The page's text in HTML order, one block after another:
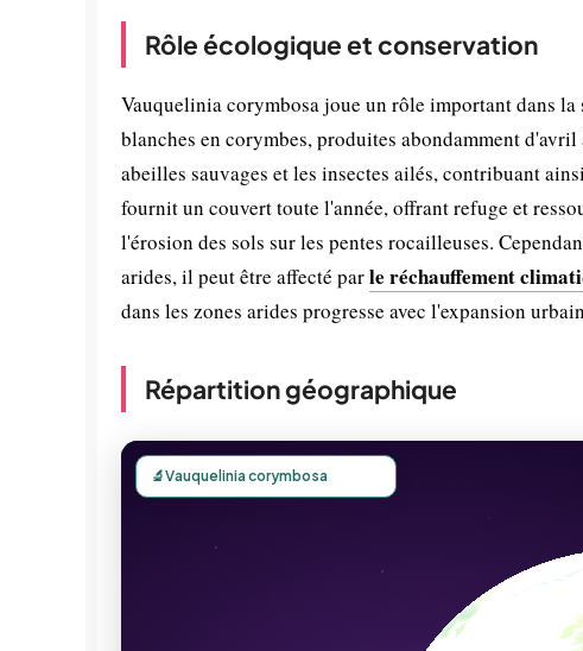
Rôle écologique et conservation
Vauquelinia corymbosa joue un rôle important dans
blanches en corymbes, produites abondamment
abeilles sauvages et les insectes ailés, contribuant
fournit un couvert toute l'année, offrant refuge et
l'érosion des sols sur les pentes rocailleuses.
arides, il peut être affecté parle réchauffement
dans les zones arides progresse avec l'expansion
Répartition géographique